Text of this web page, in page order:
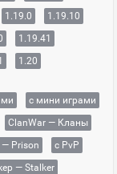
1.19.0
1.19.10
1.19.41
1.20
с мини играми
ClanWar — Кланы
Prison
с PvP
— Stalker